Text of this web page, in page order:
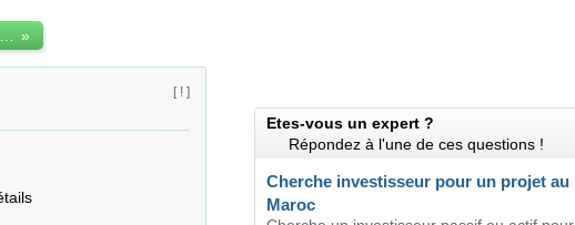
»
[ ! ]
Etes-vous un expert ?
Répondez à l'une de ces questions !
Cherche investisseur pour un projet au
Maroc